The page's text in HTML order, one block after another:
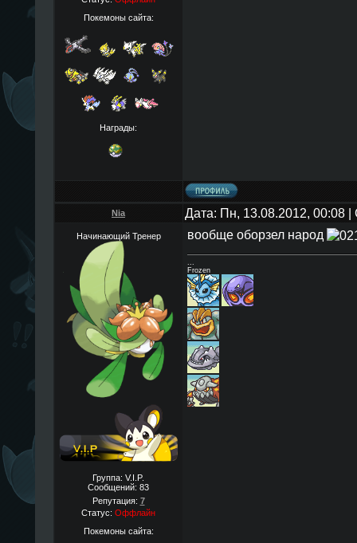
Покемоны сайта:
Награды:
Nia Дата: Пн, 13.08.2012, 00:08
Начинающий Тренер
Группа: V.I.P.
Сообщений: 83
Репутация: 7
Статус: Оффлайн
Покемоны сайта:
вообще оборзел народ
...
Frozen